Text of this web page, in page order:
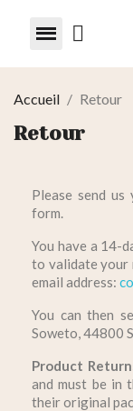
Accueil Retour
Retour
Please send
form.
You have a 14-
to validate your
email address:
You can then
Soweto, 44800
Product
and must be in
their original